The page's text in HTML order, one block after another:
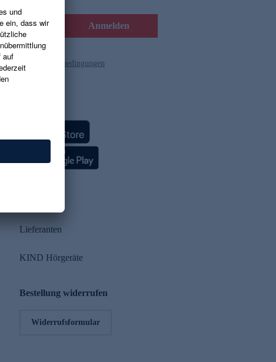
Anmelden
und die Gutscheinbedingungen
Lieferanten
KIND Hörgeräte
Bestellung widerrufen
Widerrufsformular